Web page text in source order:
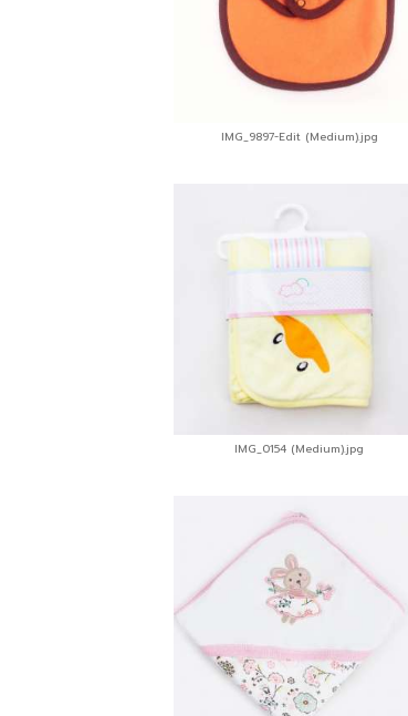
IMG_9897-Edit (Medium).jpg
IMG_0154 (Medium).jpg